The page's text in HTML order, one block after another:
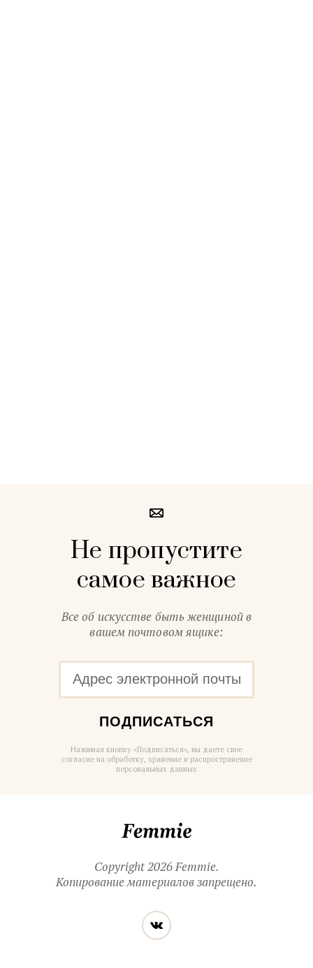
Не пропустите
самое важное
Все об искусстве быть женщиной в
вашем почтовом ящике:
ПОДПИСАТЬСЯ
Нажимая кнопку «Подписаться», вы даете свое
согласие на обработку, хранение и распространение
персональных данных
Copyright 2026 Femmie.
Копирование материалов запрещено.
Читайте
нас
в социальных